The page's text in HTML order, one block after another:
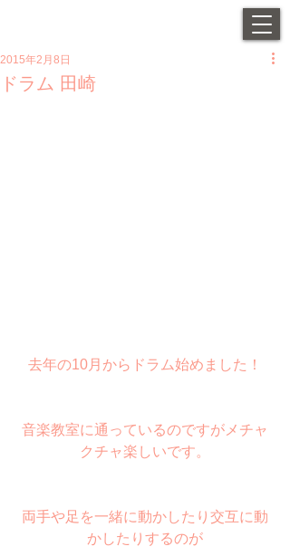
ドラム 田崎
2015年2月8日
去年の10月からドラム始めました！
音楽教室に通っているのですがメチャ
クチャ楽しいです。
両手や足を一緒に動かしたり交互に動
かしたりするのが